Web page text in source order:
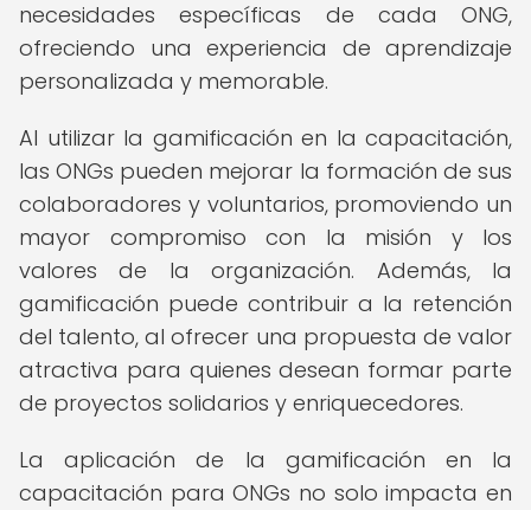
necesidades específicas de cada ONG,
ofreciendo una experiencia de aprendizaje
personalizada y memorable.
Al utilizar la gamificación en la capacitación,
las ONGs pueden mejorar la formación de sus
colaboradores y voluntarios, promoviendo un
mayor compromiso con la misión y los
valores de la organización. Además, la
gamificación puede contribuir a la retención
del talento, al ofrecer una propuesta de valor
atractiva para quienes desean formar parte
de proyectos solidarios y enriquecedores.
La aplicación de la gamificación en la
capacitación para ONGs no solo impacta en